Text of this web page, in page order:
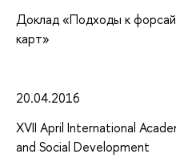
Доклад «Подходы к
карт»
20.04.2016
XVII April International
and Social Development